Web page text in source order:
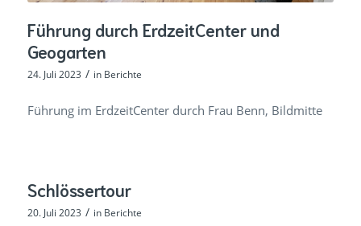
Führung durch ErdzeitCenter und
Geogarten
24. Juli 2023 / in Berichte
Führung im ErdzeitCenter durch Frau Benn, Bildmitte
Schlössertour
20. Juli 2023 / in Berichte